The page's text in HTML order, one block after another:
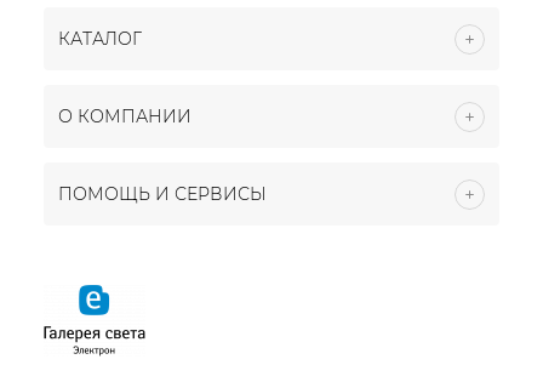
КАТАЛОГ
О КОМПАНИИ
ПОМОЩЬ И СЕРВИСЫ